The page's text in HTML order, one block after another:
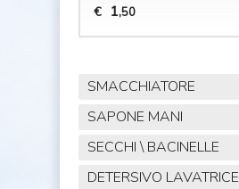
€ 1,50
SMACCHIATORE
SAPONE MANI
SECCHI \ BACINELLE
DETERSIVO LAVATRICE